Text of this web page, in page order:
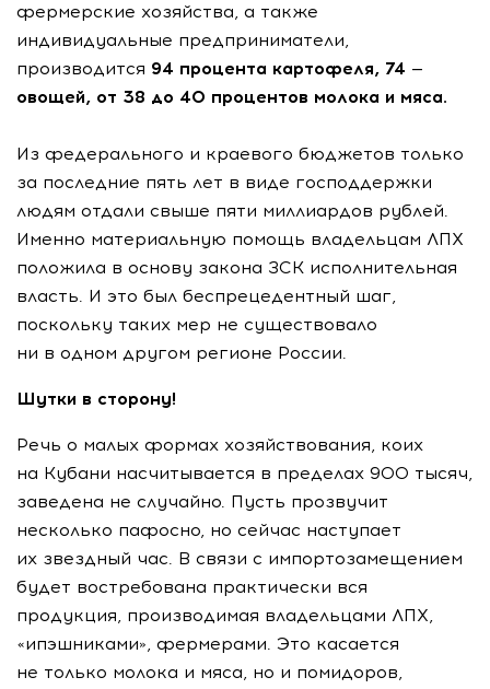
фермерские хозяйства, а также
индивидуальные предприниматели,
производится 94 процента картофеля, 74 —
овощей, от 38 до 40 процентов молока и мяса.
Из федерального и краевого бюджетов только
за последние пять лет в виде господдержки
людям отдали свыше пяти миллиардов рублей.
Именно материальную помощь владельцам ЛПХ
положила в основу закона ЗСК исполнительная
власть. И это был беспрецедентный шаг,
поскольку таких мер не существовало
ни в одном другом регионе России.
Шутки в сторону!
Речь о малых формах хозяйствования, коих
на Кубани насчитывается в пределах 900 тысяч,
заведена не случайно. Пусть прозвучит
несколько пафосно, но сейчас наступает
их звездный час. В связи с импортозамещением
будет востребована практически вся
продукция, производимая владельцами ЛПХ,
«ипэшниками», фермерами. Это касается
не только молока и мяса, но и помидоров,